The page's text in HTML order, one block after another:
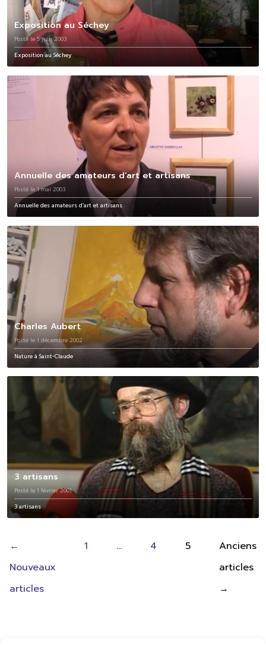
Exposition au Séchey
Posté le 5 juin 2003
Exposition au Séchey
Annuelle des amateurs d’art et artisans
Posté le 1 mai 2003
Annuelle des amateurs d’art et artisans
Charles Aubert
Posté le 1 décembre 2002
Nature à Saint-Claude
3 artisans
Posté le 1 février 2001
3 artisans
Pagination
des
publications
←
Nouveaux
articles
1 … 4 5
Anciens
articles
→